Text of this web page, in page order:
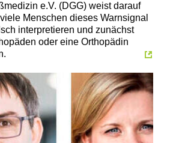
e.V. (DGG) weist darauf
Menschen dieses Warnsignal
interpretieren und zunächst
oder eine Orthopädin